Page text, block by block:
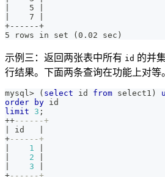
|    5 |
|    7 |
+------+
5 rows in set (0.02 sec)
示例三：返回两张表中所有 id 的并
行结果。下面两条查询在功能上对等
mysql > ( select id from select1 )
order
by id
limit
3 ;
++------+
id
+------+
1
2
3